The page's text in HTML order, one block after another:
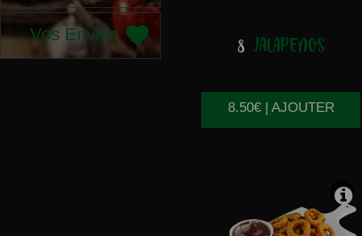
Vos Envies 8JALAPENOS
8.50€ | AJOUTER